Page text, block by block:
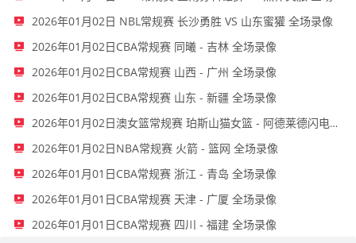
2026年01月02日 NBL常规赛 长沙勇胜 VS 山东蜜獾 全场录像
2026年01月02日CBA常规赛 同曦 - 吉林 全场录像
2026年01月02日CBA常规赛 山西 - 广州 全场录像
2026年01月02日CBA常规赛 山东 - 新疆 全场录像
2026年01月02日澳女篮常规赛 珀斯山猫女篮 - 阿德莱德闪电女篮 全场录像
2026年01月02日NBA常规赛 火箭 - 篮网 全场录像
2026年01月01日CBA常规赛 浙江 - 青岛 全场录像
2026年01月01日CBA常规赛 天津 - 广厦 全场录像
2026年01月01日CBA常规赛 四川 - 福建 全场录像